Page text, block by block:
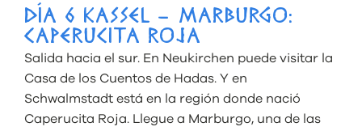
DÍA 6 KASSEL – MARBURGO:
CAPERUCITA ROJA
Salida hacia el sur. En Neukirchen puede visitar la
Casa de los Cuentos de Hadas. Y en
Schwalmstadt está en la región donde nació
Caperucita Roja. Llegue a Marburgo, una de las